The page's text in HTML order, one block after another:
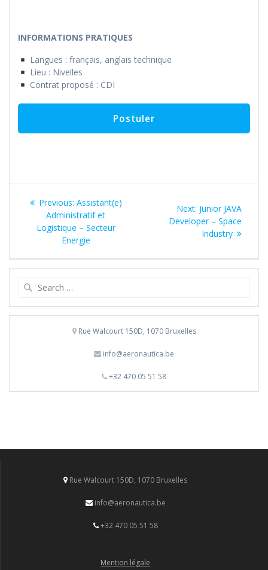
INFORMATIONS PRATIQUES
Langues : français, anglais technique
Lieu : Nivelles
Contrat proposé : CDI
Navigation
l’article
Previous: Previous
post:
Assistant(e)
Administratif et
Logistique – Secteur
Energie
Next: Next
post:
Junior JAVA
Developer – Space
Industry
Rue Walcourt 150D, 1070 Bruxelles
info@aeronautica.be
+32 470 05 51 58
Rue Walcourt 150D, 1070 Bruxelles
info@aeronautica.be
+32 470 05 51 58
Mention légale